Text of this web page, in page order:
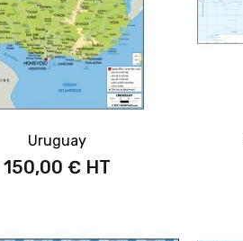
Uruguay
150,00 €